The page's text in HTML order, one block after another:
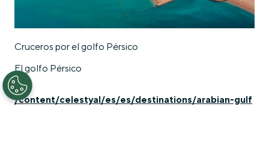
Cruceros por el golfo Pérsico
El golfo Pérsico
/content/celestyal/es/es/destinations/arabian-gulf